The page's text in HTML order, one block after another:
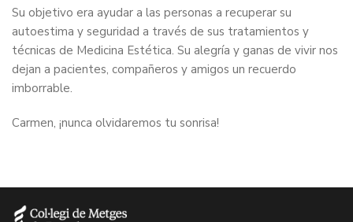
Su objetivo era ayudar a las personas a recuperar su
autoestima y seguridad a través de sus tratamientos y
técnicas de Medicina Estética. Su alegría y ganas de vivir nos
dejan a pacientes, compañeros y amigos un recuerdo
imborrable.
Carmen, ¡nunca olvidaremos tu sonrisa!